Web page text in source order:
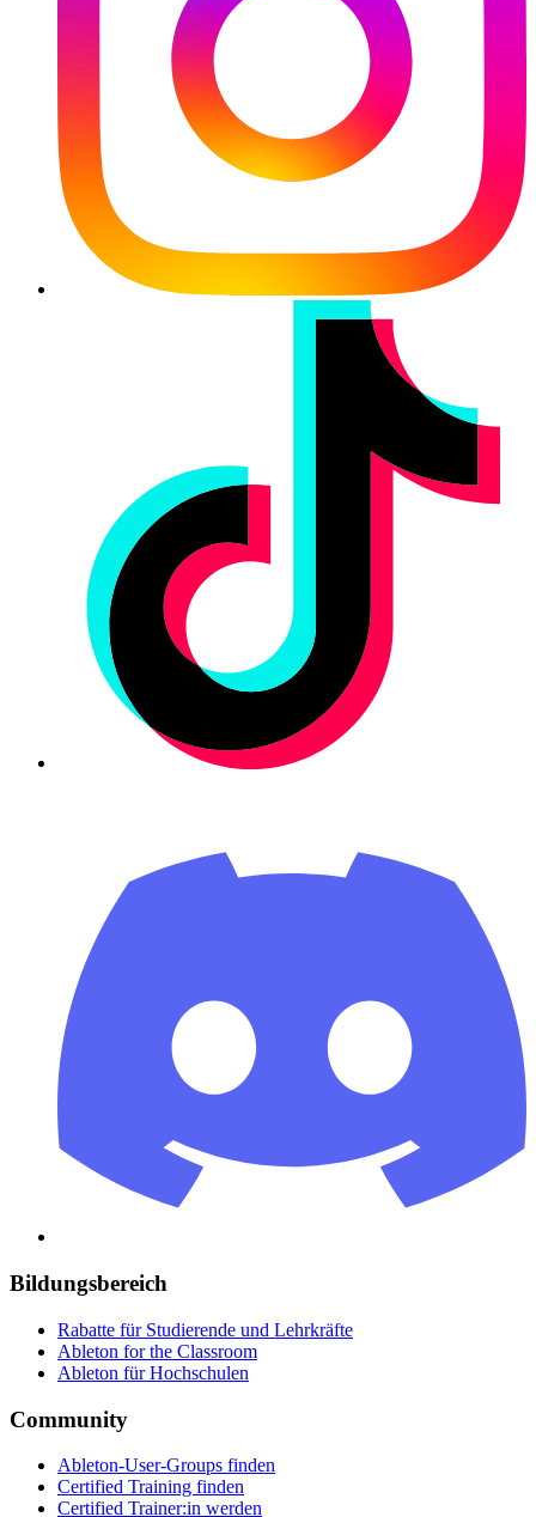
Bildungsbereich
Rabatte für Studierende und Lehrkräfte
Ableton for the Classroom
Ableton für Hochschulen
Community
Ableton-User-Groups finden
Certified Training finden
Certified Trainer:in werden